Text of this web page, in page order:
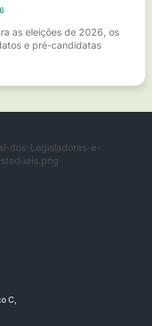
as eleições de 2026, os
e pré-candidatas
C,